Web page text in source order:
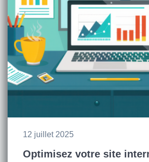
12 juillet 2025
Optimisez votre site